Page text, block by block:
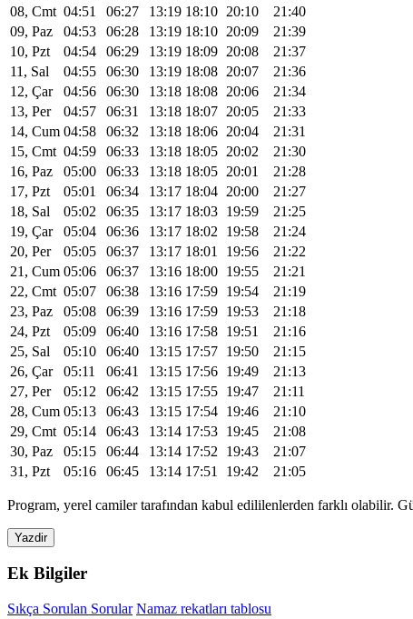
08, Cmt 04:51 06:27 13:19 18:10 20:10
21:40
09, Paz
04:53 06:28 13:19 18:10 20:09
21:39
10, Pzt
04:54 06:29 13:19 18:09 20:08
21:37
11, Sal
04:55 06:30 13:19 18:08 20:07
21:36
12, Çar
04:56 06:30 13:18 18:08 20:06
21:34
13, Per
04:57 06:31 13:18 18:07 20:05
21:33
14, Cum 04:58 06:32 13:18 18:06 20:04
21:31
15, Cmt 04:59 06:33 13:18 18:05 20:02
21:30
16, Paz
05:00 06:33 13:18 18:05 20:01
21:28
17, Pzt
05:01 06:34 13:17 18:04 20:00
21:27
18, Sal
05:02 06:35 13:17 18:03 19:59
21:25
19, Çar
05:04 06:36 13:17 18:02 19:58
21:24
20, Per
05:05 06:37 13:17 18:01 19:56
21:22
21, Cum 05:06 06:37 13:16 18:00 19:55
21:21
22, Cmt 05:07 06:38 13:16 17:59 19:54
21:19
23, Paz
05:08 06:39 13:16 17:59 19:53
21:18
24, Pzt
05:09 06:40 13:16 17:58 19:51
21:16
25, Sal
05:10 06:40 13:15 17:57 19:50
21:15
26, Çar
05:11 06:41 13:15 17:56 19:49
21:13
27, Per
05:12 06:42 13:15 17:55 19:47
21:11
28, Cum 05:13 06:43 13:15 17:54 19:46
21:10
29, Cmt 05:14 06:43 13:14 17:53 19:45
21:08
30, Paz
05:15 06:44 13:14 17:52 19:43
21:07
31, Pzt
05:16 06:45 13:14 17:51 19:42 21:05
Program, yerel camiler tarafından kabul edililenlerden farklı olabilir.
Yazdir
Ek Bilgiler
Sıkça Sorulan Sorular Namaz rekatları tablosu